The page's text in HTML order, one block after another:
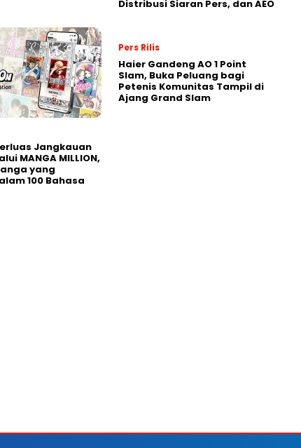
Distribusi Siaran Pers, dan AEO
Jangkauan
MANGA MILLION,
yang
100 Bahasa
Pers Rilis
Haier Gandeng AO 1 Point
Slam, Buka Peluang bagi
Petenis Komunitas Tampil di
Ajang Grand Slam